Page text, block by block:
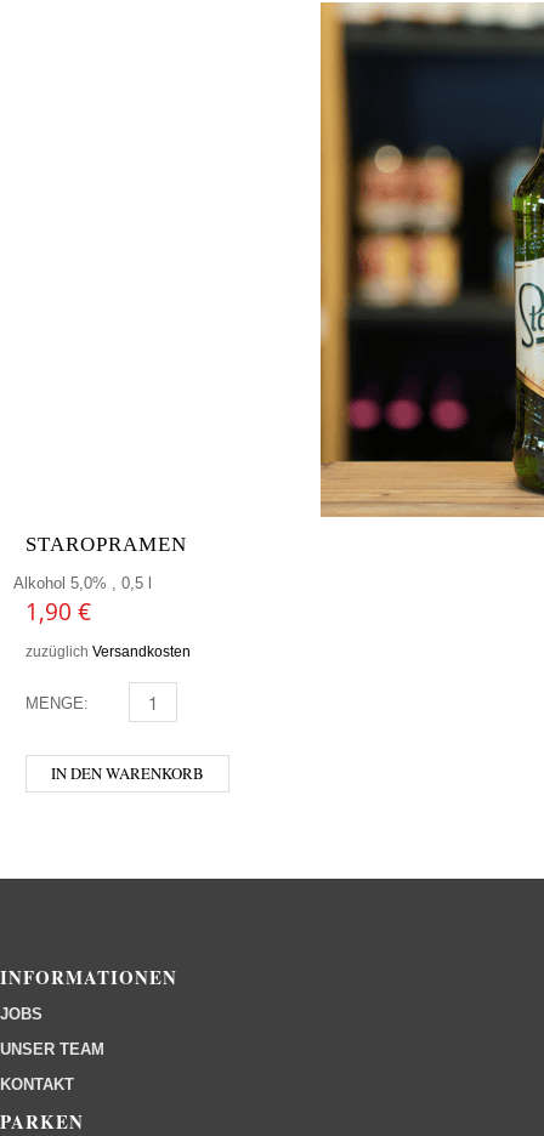
STAROPRAMEN
Alkohol 5,0% , 0,5 l
1,90 €
zuzüglich Versandkosten
MENGE: STAROPRAMEN MENGE
IN DEN WARENKORB
INFORMATIONEN
JOBS
UNSER TEAM
KONTAKT
PARKEN